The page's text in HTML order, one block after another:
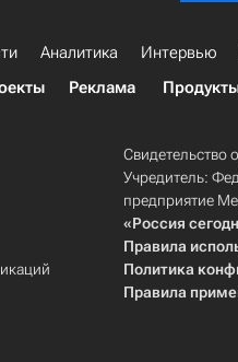
Аналитика Интервью
Реклама
Учредитель:
предприятие
«Россия
Правила
Политика
Правила